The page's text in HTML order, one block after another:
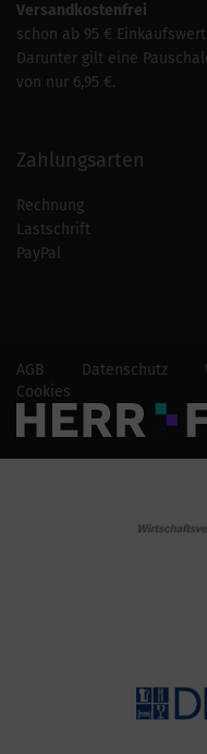
Versandkostenfrei
schon ab 95 € Einkaufswert.
Darunter gilt eine
von nur 6,95 €.
Zahlungsarten
Rechnung
Lastschrift
PayPal
AGB Datenschutz
Cookies